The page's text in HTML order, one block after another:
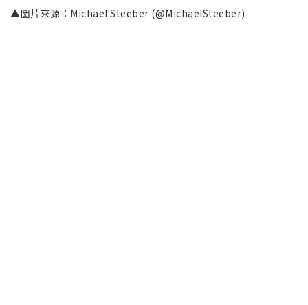
▲圖片來源：Michael Steeber (@MichaelSteeber)